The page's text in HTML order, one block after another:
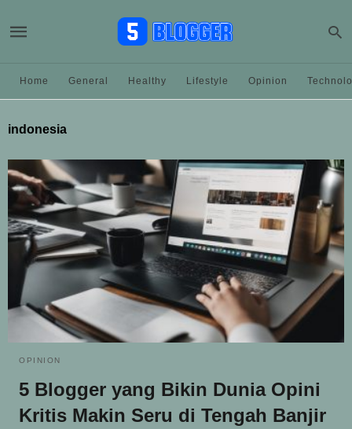
Home General Healthy Lifestyle Opinion
indonesia
OPINION
5 Blogger yang Bikin Dunia Opini
Kritis Makin Seru di Tengah Banjir